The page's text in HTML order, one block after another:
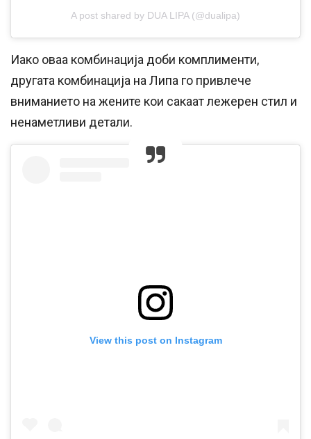
A post shared by DUA LIPA (@dualipa)
Иако оваа комбинација доби комплименти,
другата комбинација на Липа го привлече
вниманието на жените кои сакаат лежерен стил и
ненаметливи детали.
View this post on Instagram